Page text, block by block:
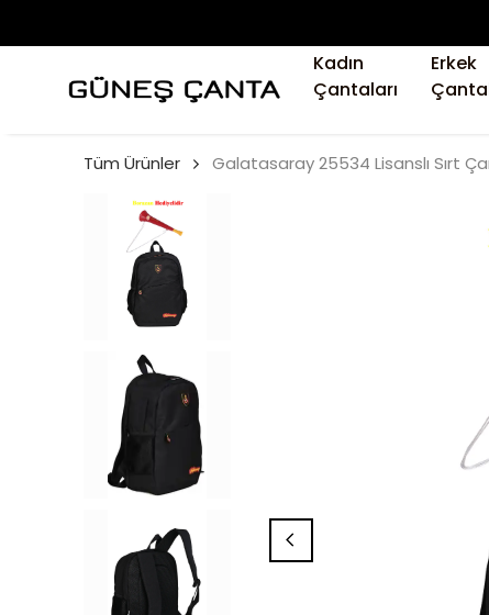
Kadın
Çantaları
Erkek
Tüm Ürünler Galatasaray 25534 Lisanslı Sırt